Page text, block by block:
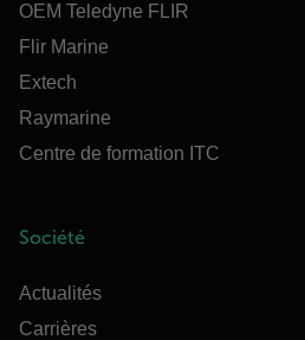
OEM Teledyne FLIR
Flir Marine
Extech
Raymarine
Centre de formation ITC
Société
Actualités
Carrières